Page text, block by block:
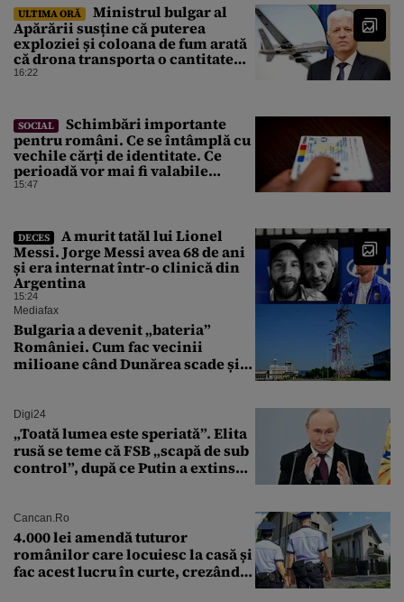
ULTIMA ORĂ
Ministrul bulgar al
Apărării susține că puterea
exploziei și coloana de fum arată
că drona transporta o cantitate
semnificativă de exploziv
16:22
SOCIAL
Schimbări importante
pentru români. Ce se întâmplă cu
vechile cărți de identitate. Ce
perioadă vor mai fi valabile
buletinele clasice
15:47
DECES
A murit tatăl lui Lionel
Messi. Jorge Messi avea 68 de ani
și era internat într-o clinică din
Argentina
15:24
Mediafax
Bulgaria a devenit „bateria”
României. Cum fac vecinii
milioane când Dunărea scade și
Digi24
„Toată lumea este speriată”. Elita
rusă se teme că FSB „scapă de sub
control”, după ce Putin a extins
Cancan.ro
4.000 lei amendă tuturor
românilor care locuiesc la casă și
fac acest lucru în curte, crezând